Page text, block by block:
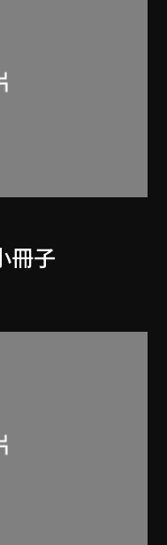
冊子